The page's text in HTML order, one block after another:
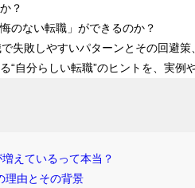
？
のない転職」ができるのか？
失敗しやすいパターンとその回避策、
“自分らしい転職”のヒントを、 実例
えているって本当？
理由とその背景